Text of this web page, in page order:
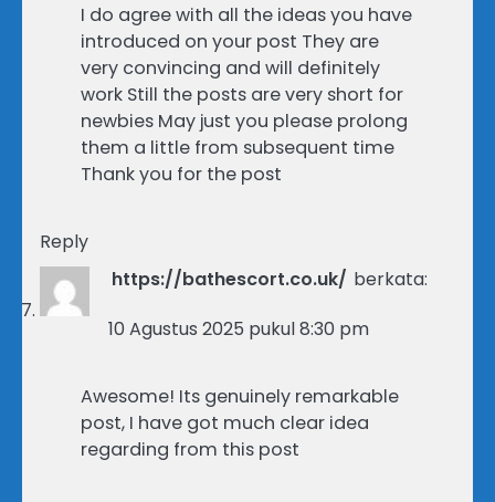
I do agree with all the ideas you have
introduced on your post They are
very convincing and will definitely
work Still the posts are very short for
newbies May just you please prolong
them a little from subsequent time
Thank you for the post
Reply
https://bathescort.co.uk/ berkata:
10 Agustus 2025 pukul 8:30 pm
Awesome! Its genuinely remarkable
post, I have got much clear idea
regarding from this post